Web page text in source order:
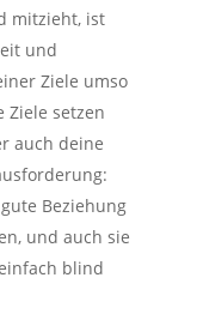
mitzieht, ist
und
Ziele umso
setzen
auch deine
Beziehung
und auch sie
blind